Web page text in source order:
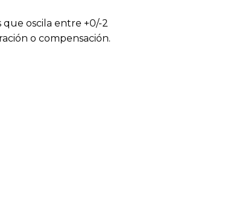
oscila entre +0/-2
o compensación.
o acabado.